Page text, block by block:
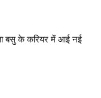
बसु के करियर में आई नई